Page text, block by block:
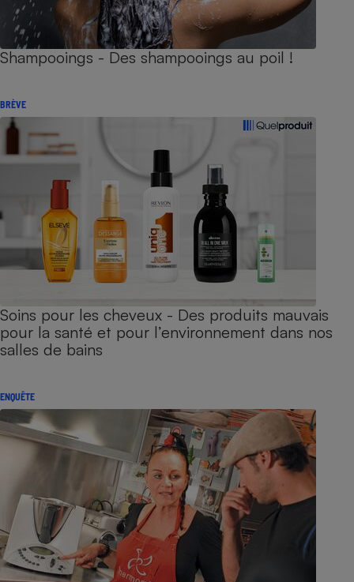
Shampooings - Des shampooings au poil !
BRÈVE
Soins pour les cheveux - Des produits mauvais
pour la santé et pour l’environnement dans nos
salles de bains
ENQUÊTE